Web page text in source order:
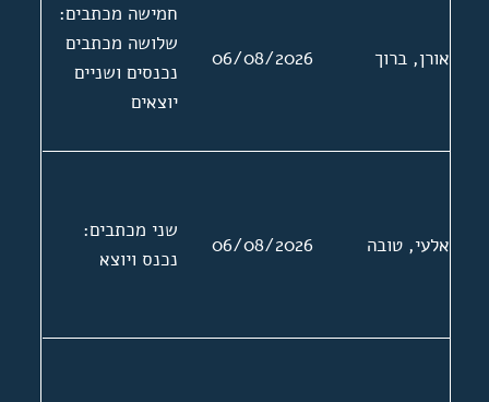
ישראל פולק, משה
ריבלין, דוד צימנד
הפנים, משרד
העבודה: גולדה
אורן, ברוך 06/08/2026
חמישה מכתבים:
שלושה מכתבים
נכנסים ושניים
יוצאים
אלעי, טובה 06/08/2026
שני מכתבים:
נכנס ויוצא